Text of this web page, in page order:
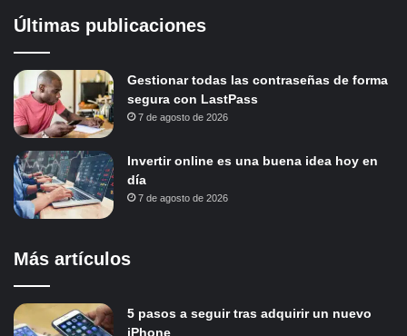
Últimas publicaciones
Gestionar todas las contraseñas de forma
segura con LastPass
7 de agosto de 2026
Invertir online es una buena idea hoy en
día
7 de agosto de 2026
Más artículos
5 pasos a seguir tras adquirir un nuevo
iPhone